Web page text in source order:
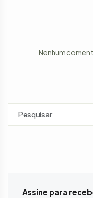
Nenhum
Assine para